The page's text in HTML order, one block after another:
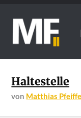
Haltestelle
von Matthias